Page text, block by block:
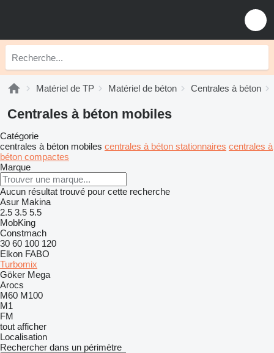
Matériel de TP Matériel de béton Centrales à béton
Centrales à béton mobiles
Catégorie
centrales à béton mobiles centrales à béton stationnaires centrales à
béton compactes
Marque
Aucun résultat trouvé pour cette recherche
Asur Makina
2.5 3.5 5.5
MobKing
Constmach
30 60 100 120
Elkon FABO
Turbomix
Göker Mega
Arocs
M60 M100
M1
FM
tout afficher
Localisation
Rechercher dans un périmètre